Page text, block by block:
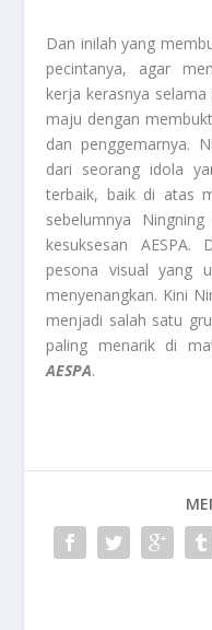
Dan inilah yang
pecintanya, agar
kerja kerasnya
maju dengan
dan penggemarnya.
dari seorang idola
terbaik, baik di atas
sebelumnya
kesuksesan
pesona visual yang
menyenangkan. Kini
menjadi salah satu
paling menarik di
AESPA.